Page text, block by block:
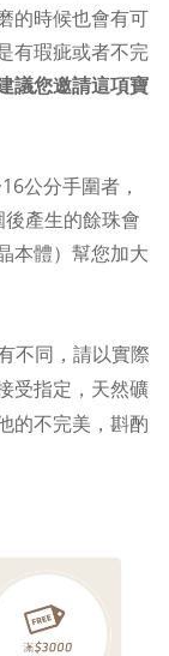
的時候也會有可
有瑕疵或者不完
議您邀請這項寶
公分手圍者，
產生的餘珠會
本體）幫您加大
不同，請以實際
受指定，天然礦
的不完美，斟酌